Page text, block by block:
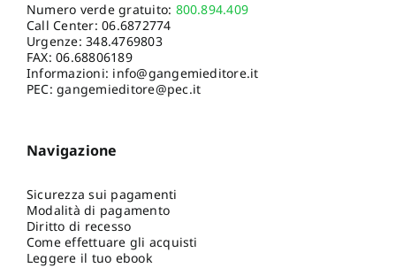
Numero verde gratuito: 800.894.409
Call Center:06.6872774
Urgenze:348.4769803
FAX: 06.68806189
Informazioni: info@gangemieditore.it
PEC: gangemieditore@pec.it
Navigazione
Sicurezza sui pagamenti
Modalità di pagamento
Diritto di recesso
Come effettuare gli acquisti
Leggere il tuo ebook